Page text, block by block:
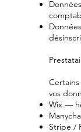
vos
Wix —
Stripe /